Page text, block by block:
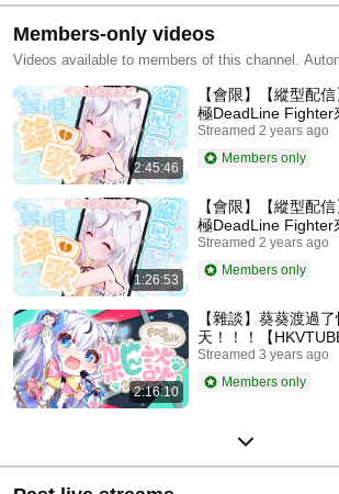
Members-only videos
Videos available to members of this channel.
2:45:46
【會限】【縱型配
極DeadLine Fighter
Day2 #shorts #vtuber
【HKVTUBER】
Streamed 2 years ago
Members only
1:26:53
【會限】【縱型配
極DeadLine Fighter
#shorts #vtuber
【HKVTUBER】
Streamed 2 years ago
Members only
2:16:10
【雜談】葵葵渡過
天！！！【
Streamed 3 years ago
Members only